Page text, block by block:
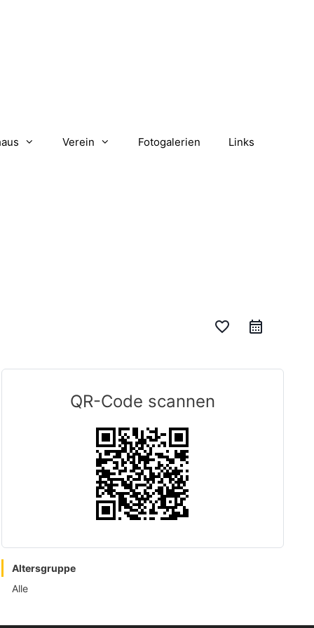
Verein Fotogalerien Links
favorite_border
QR-Code scannen
Altersgruppe
Alle